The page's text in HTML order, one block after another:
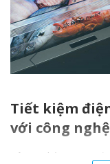
Tiết kiệm
với công
Công nghệ